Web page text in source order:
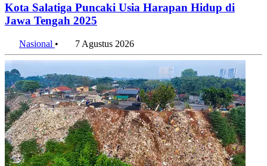
Kota Salatiga Puncaki Usia Harapan Hidup di
Jawa Tengah 2025
Nasional • 7 Agustus 2026